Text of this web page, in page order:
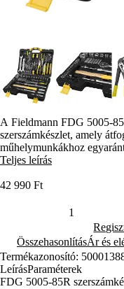
A Fieldmann FDG 5005-
szerszámkészlet, amely
műhelymunkákhoz
Teljes leírás
42 990 Ft
ÖsszehasonlításÁr és
Termékazonosító:
LeírásParaméterek
FDG 5005-85R